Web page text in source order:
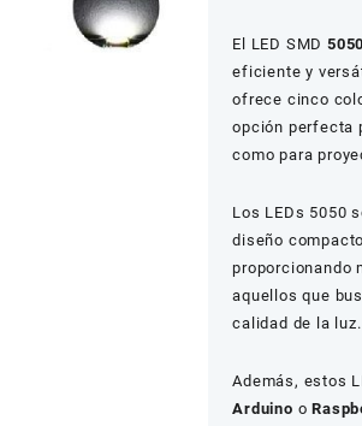
Verde,
Azul,
Amarillo,
Blanco)
cantidad
El LED SMD
eficiente y
ofrece cinco
opción perfecta
como para
Los LEDs 5050
diseño
proporcionando
aquellos que
calidad de la luz.
Además, estos
Arduino o